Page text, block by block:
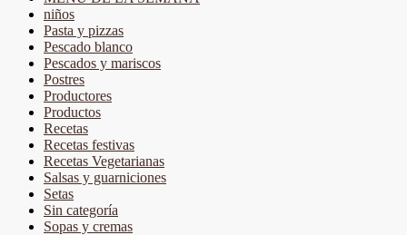
niños
Pasta y pizzas
Pescado blanco
Pescados y mariscos
Postres
Productores
Productos
Recetas
Recetas festivas
Recetas Vegetarianas
Salsas y guarniciones
Setas
Sin categoría
Sopas y cremas